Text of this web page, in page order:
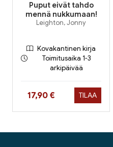
Puput eivät tahdo
mennä nukkumaan!
Leighton, Jonny
Kovakantinen kirja
Toimitusaika 1-3
arkipäivää
Hinta nyt
17,90 € TILAA